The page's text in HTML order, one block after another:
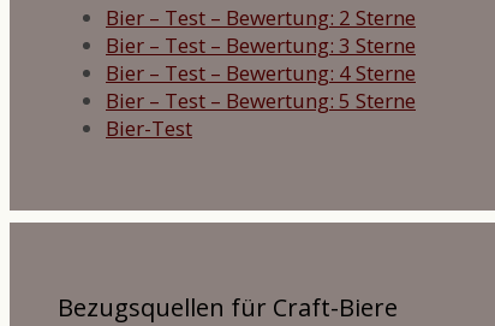
Bier – Test – Bewertung: 2 Sterne
Bier – Test – Bewertung: 3 Sterne
Bier – Test – Bewertung: 4 Sterne
Bier – Test – Bewertung: 5 Sterne
Bier-Test
Bezugsquellen für Craft-Biere